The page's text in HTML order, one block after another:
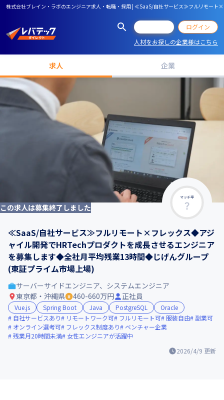
株式会社ブレイン・ラボのエンジニア求人・転職・採用 | ≪SaaS/自社サービス≫フルリモー
ログイン
人材をお探しの企業様はこちら
求人 企業
マッチ率
この求人は募集終了しました
≪SaaS/自社サービス≫フルリモート×フレックス◆アジ
ャイル開発でHRTechプロダクトを成長させるエンジニア
を募集します◆全社月平均残業13時間◆じげんグループ
(東証プライム市場上場)
2026/4/9 更新
サーバーサイドエンジニア、システムエンジニア
東京都・沖縄県
460-660万円 正社員
Vue.js Spring Boot Java PostgreSQL
Oracle
自社サービスあり
リモートワーク可 フルリモート可 服装自由
副業可
オンライン選考可
フレックス制度あり
ベンチャー企業
残業月20時間未満
女性エンジニアが活躍中